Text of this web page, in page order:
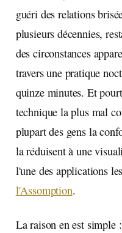
guéri des relations
plusieurs décennies,
des circonstances
travers une pratique
quinze minutes. Et
technique la plus mal
plupart des gens la
la réduisent à une
l'une des applications
l'Assomption.
La raison en est simple